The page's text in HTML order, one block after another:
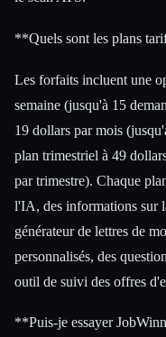
**Quels sont les plans
Les forfaits incluent une
semaine (jusqu'à 15
19 dollars par mois
plan trimestriel à 49
par trimestre). Chaque
l'IA, des informations sur
générateur de lettres de
personnalisés, des
outil de suivi des offres
**Puis-je essayer